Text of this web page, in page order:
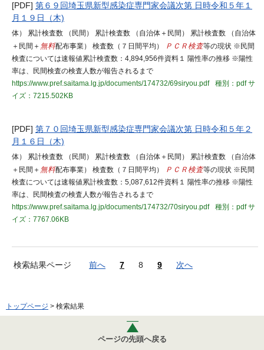
[PDF] 第６９回埼玉県新型感染症専門家会議次第 日時令和５年１
月１９日（木)
体） 累計検査数 （民間） 累計検査数 （自治体＋民間） 累計検査数 （自治体
＋民間＋ 無料配布事業） 検査数（７日間平均） ＰＣＲ検査等の現状 ※民間
検査については速報値累計検査数：4,894,956件資料１ 陽性率の推移 ※陽性
率は、民間検査の検査人数が報告されるまで
https://www.pref.saitama.lg.jp/documents/174732/69siryou.pdf
種別：pdfサ
イズ：7215.502KB
[PDF] 第７０回埼玉県新型感染症専門家会議次第 日時令和５年２
月１６日（木)
体） 累計検査数 （民間） 累計検査数 （自治体＋民間） 累計検査数 （自治体
＋民間＋ 無料配布事業） 検査数（７日間平均） ＰＣＲ検査等の現状 ※民間
検査については速報値累計検査数：5,087,612件資料１ 陽性率の推移 ※陽性
率は、民間検査の検査人数が報告されるまで
https://www.pref.saitama.lg.jp/documents/174732/70siryou.pdf
種別：pdfサ
イズ：7767.06KB
検索結果ページ 前へ 7 8 9 次へ
トップページ > 検索結果
ページの先頭へ戻る